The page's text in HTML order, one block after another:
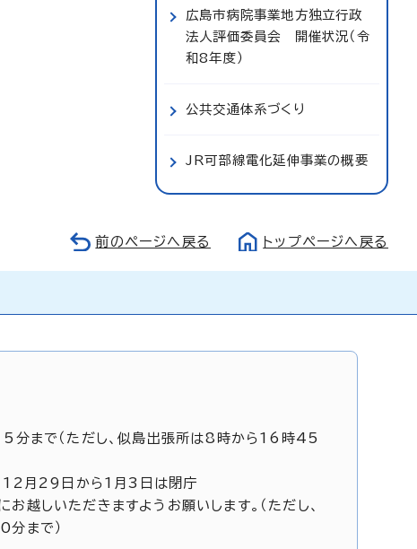
広島市病院事業地方独立行政
法人評価委員会 開催状況（令
和8年度）
公共交通体系づくり
JR可部線電化延伸事業の概要
前のページへ戻る トップページへ戻る
まで（ただし、似島出張所は8時から16時45
12月29日から1月3日は閉庁
越しいただきますようお願いします。（ただし、
まで）